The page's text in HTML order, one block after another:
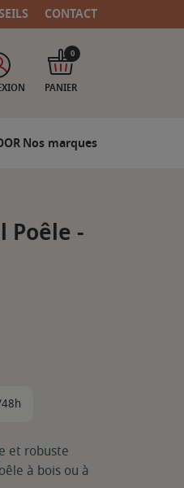
CONTACT
PANIER
0
Nos marques
Poêle -
et robuste
à bois ou à